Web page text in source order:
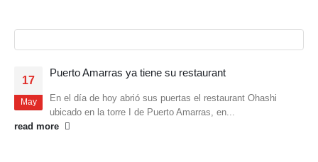
17
May
Puerto Amarras ya tiene su restaurant
En el día de hoy abrió sus puertas el restaurant Ohashi
ubicado en la torre I de Puerto Amarras, en...
read more